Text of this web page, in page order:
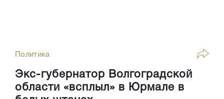
Политика
Экс-губернатор Волгоградской
области «всплыл» в Юрмале в